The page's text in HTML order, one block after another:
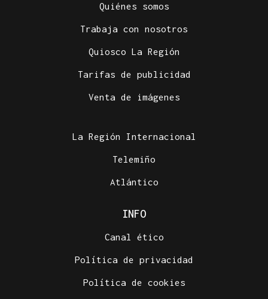
Quiénes somos
Trabaja con nosotros
Quiosco La Región
Tarifas de publicidad
Venta de imágenes
La Región Internacional
Telemiño
Atlántico
INFO
Canal ético
Política de privacidad
Política de cookies